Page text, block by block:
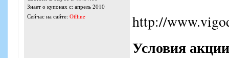
Знает о купонах с: апрель 2010
Сейчас на сайте: Offline http://
Условия акции